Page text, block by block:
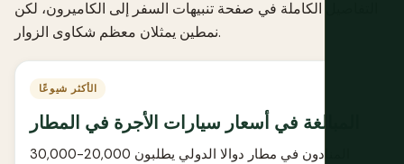
التفاصيل الكاملة في صفحة تنبيهات السفر إلى الكاميرون، لكن
نمطين يمثلان معظم شكاوى الزوار.
الأكثر شيوعًا
المبالغة في أسعار سيارات الأجرة في المطار
المنادون في مطار دوالا الدولي يطلبون 20,000-30,000